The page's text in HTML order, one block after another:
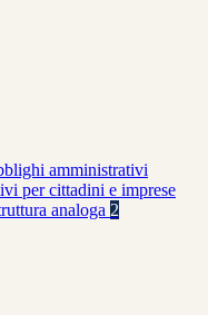
amministrativi
per cittadini e imprese
analoga 2